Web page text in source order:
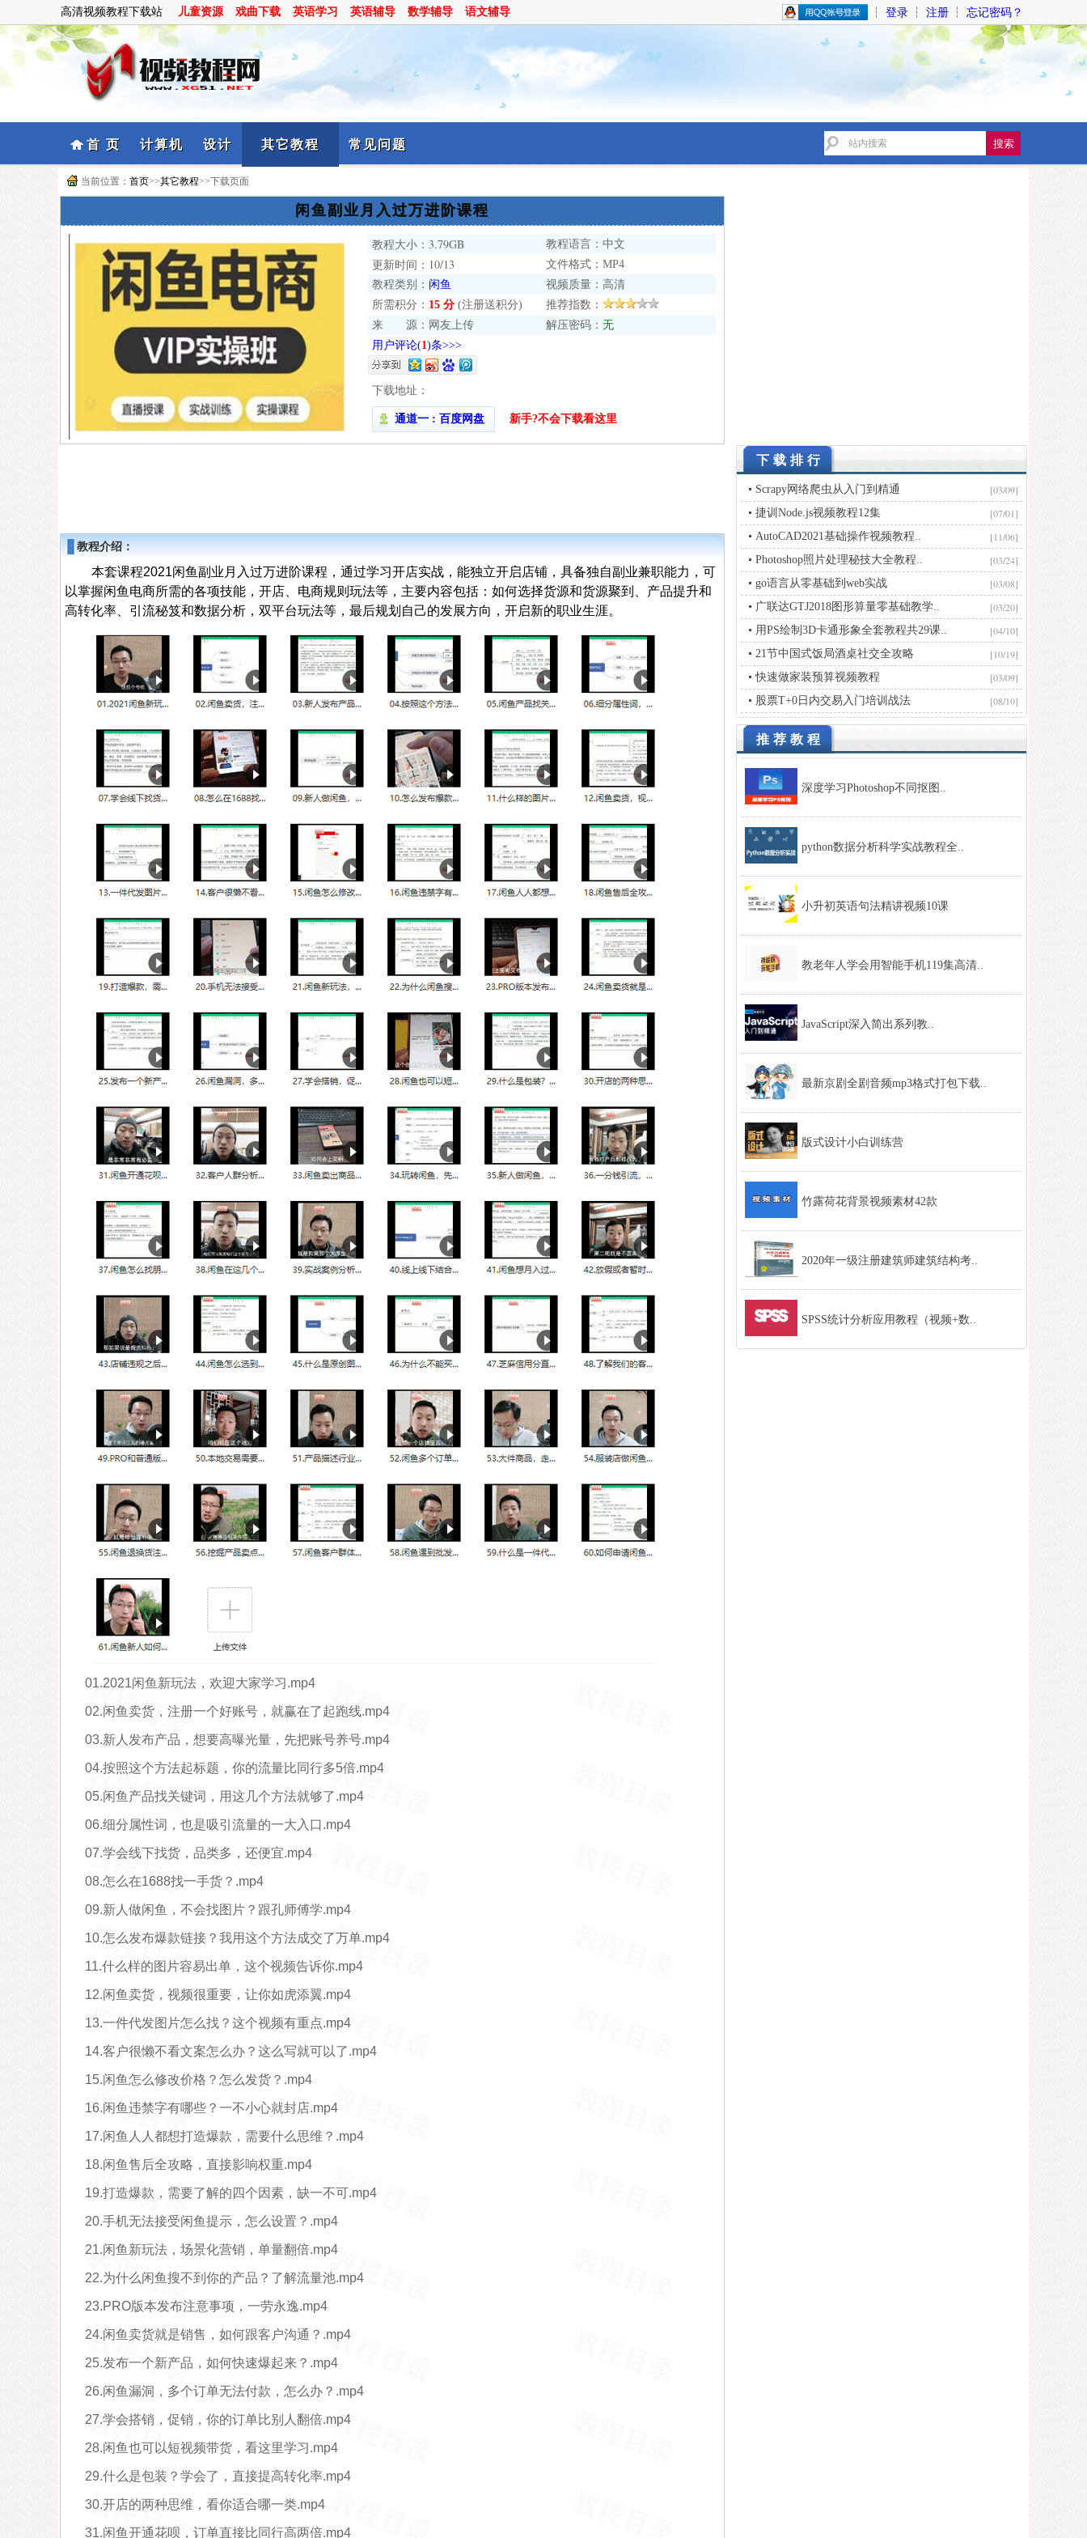
高清视频教程下载站 儿童资源 戏曲下载 英语学习 英语辅导 数学辅导 语文辅导 ┆ 登录┆ 注册┆ 忘记密码？
首 页 计算机 设计 其它教程 常见问题
当前位置： 首页>>其它教程>>下载页面
闲鱼副业月入过万进阶课程
教程大小： 3.79GB
教程语言：中文
更新时间： 10/13
文件格式：MP4
教程类别： 闲鱼
视频质量：高清
所需积分： 15 分 (注册送积分)
推荐指数：
来 源：网友上传
解压密码： 无
用户评论(1)条>>>
下载地址：
通道一 : 百度网盘 新手?不会下载看这里
教程介绍：
本套课程2021闲鱼副业月入过万进阶课程，通过学习开店实战，能独立开启店铺，具备独自副业兼职能力，可
以掌握闲鱼电商所需的各项技能，开店、电商规则玩法等，主要内容包括：如何选择货源和货源聚到、产品提升和
高转化率、引流秘笈和数据分析，双平台玩法等，最后规划自己的发展方向，开启新的职业生涯。
01.2021闲鱼新玩法，欢迎大家学习.mp4
02.闲鱼卖货，注册一个好账号，就赢在了起跑线.mp4
03.新人发布产品，想要高曝光量，先把账号养号.mp4
04.按照这个方法起标题，你的流量比同行多5倍.mp4
05.闲鱼产品找关键词，用这几个方法就够了.mp4
06.细分属性词，也是吸引流量的一大入口.mp4
07.学会线下找货，品类多，还便宜.mp4
08.怎么在1688找一手货？.mp4
09.新人做闲鱼，不会找图片？跟孔师傅学.mp4
10.怎么发布爆款链接？我用这个方法成交了万单.mp4
11.什么样的图片容易出单，这个视频告诉你.mp4
12.闲鱼卖货，视频很重要，让你如虎添翼.mp4
13.一件代发图片怎么找？这个视频有重点.mp4
14.客户很懒不看文案怎么办？这么写就可以了.mp4
15.闲鱼怎么修改价格？怎么发货？.mp4
16.闲鱼违禁字有哪些？一不小心就封店.mp4
17.闲鱼人人都想打造爆款，需要什么思维？.mp4
18.闲鱼售后全攻略，直接影响权重.mp4
19.打造爆款，需要了解的四个因素，缺一不可.mp4
20.手机无法接受闲鱼提示，怎么设置？.mp4
21.闲鱼新玩法，场景化营销，单量翻倍.mp4
22.为什么闲鱼搜不到你的产品？了解流量池.mp4
23.PRO版本发布注意事项，一劳永逸.mp4
24.闲鱼卖货就是销售，如何跟客户沟通？.mp4
25.发布一个新产品，如何快速爆起来？.mp4
26.闲鱼漏洞，多个订单无法付款，怎么办？.mp4
27.学会搭销，促销，你的订单比别人翻倍.mp4
28.闲鱼也可以短视频带货，看这里学习.mp4
29.什么是包装？学会了，直接提高转化率.mp4
30.开店的两种思维，看你适合哪一类.mp4
31.闲鱼开通花呗，订单直接比同行高两倍.mp4
下载排行
[03/09]
Scrapy网络爬虫从入门到精通
[07/01]
捷训Node.js视频教程12集
[11/06]
AutoCAD2021基础操作视频教程..
[03/24]
Photoshop照片处理秘技大全教程..
[03/08]
go语言从零基础到web实战
[03/20]
广联达GTJ2018图形算量零基础教学..
[04/10]
用PS绘制3D卡通形象全套教程共29课..
[10/19]
21节中国式饭局酒桌社交全攻略
[03/09]
快速做家装预算视频教程
[08/10]
股票T+0日内交易入门培训战法
推荐教程
深度学习Photoshop不同抠图..
python数据分析科学实战教程全..
小升初英语句法精讲视频10课
教老年人学会用智能手机119集高清..
JavaScript深入简出系列教..
最新京剧全剧音频mp3格式打包下载..
版式设计小白训练营
竹露荷花背景视频素材42款
2020年一级注册建筑师建筑结构考..
SPSS统计分析应用教程（视频+数..